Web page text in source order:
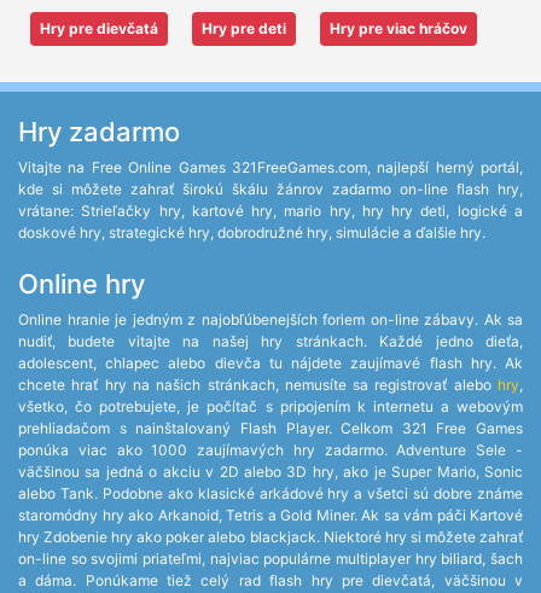
Hry pre dievčatá Hry pre deti Hry pre viac hráčov
Hry zadarmo
Vitajte na Free Online Games 321FreeGames.com, najlepší herný portál,
kde si môžete zahrať širokú škálu žánrov zadarmo on-line flash hry,
vrátane: Strieľačky hry, kartové hry, mario hry, hry hry deti, logické a
doskové hry, strategické hry, dobrodružné hry, simulácie a ďalšie hry.
Online hry
Online hranie je jedným z najobľúbenejších foriem on-line zábavy. Ak sa
nudiť, budete vitajte na našej hry stránkach. Každé jedno dieťa,
adolescent, chlapec alebo dievča tu nájdete zaujímavé flash hry. Ak
chcete hrať hry na našich stránkach, nemusíte sa registrovať alebo hry,
všetko, čo potrebujete, je počítač s pripojením k internetu a webovým
prehliadačom s nainštalovaný Flash Player. Celkom 321 Free Games
ponúka viac ako 1000 zaujímavých hry zadarmo. Adventure Sele -
väčšinou sa jedná o akciu v 2D alebo 3D hry, ako je Super Mario, Sonic
alebo Tank. Podobne ako klasické arkádové hry a všetci sú dobre známe
staromódny hry ako Arkanoid, Tetris a Gold Miner. Ak sa vám páči Kartové
hry Zdobenie hry ako poker alebo blackjack. Niektoré hry si môžete zahrať
on-line so svojimi priateľmi, najviac populárne multiplayer hry biliard, šach
a dáma. Ponúkame tiež celý rad flash hry pre dievčatá, väčšinou v